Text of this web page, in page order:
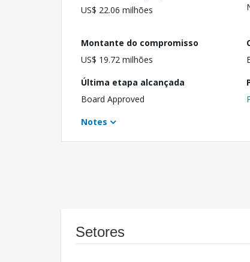
US$ 22.06 milhões
Montante do compromisso
US$ 19.72 milhões
Última etapa alcançada
Board Approved
Notes
Setores